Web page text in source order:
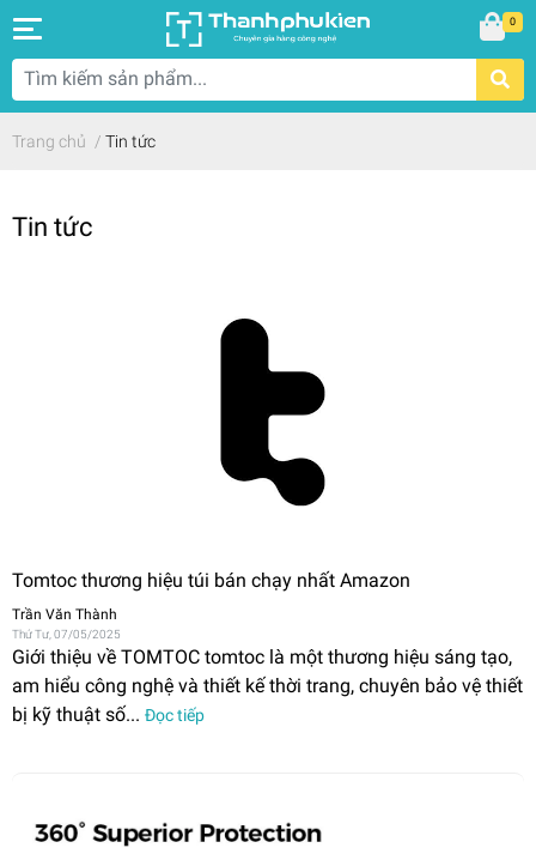
0
Trang chủ / Tin tức
Tin tức
Tomtoc thương hiệu túi bán chạy nhất Amazon
Trần Văn Thành
Thứ Tư, 07/05/2025
Giới thiệu về TOMTOC tomtoc là một thương hiệu sáng tạo,
am hiểu công nghệ và thiết kế thời trang, chuyên bảo vệ thiết
bị kỹ thuật số... Đọc tiếp